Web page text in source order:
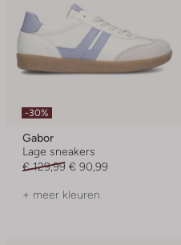
-30%
Gabor
Lage sneakers
€ 129,99 € 90,99
+ meer kleuren